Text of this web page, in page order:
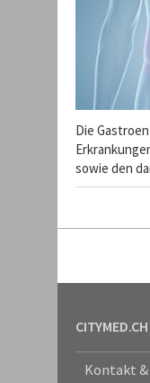
Die
sowie den
CITYMED.CH
Kontakt